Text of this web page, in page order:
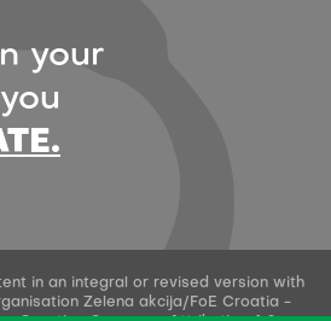
your
in an integral or revised version with
Zelena akcija/FoE Croatia -